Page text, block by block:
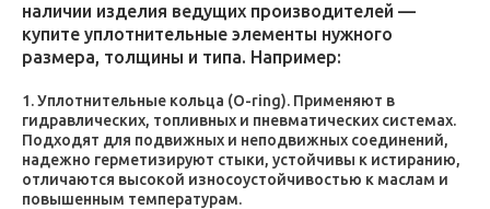
наличии изделия ведущих производителей —
купите уплотнительные элементы нужного
размера, толщины и типа. Например:
Уплотнительные кольца (O-ring). Применяют в
гидравлических, топливных и пневматических системах.
Подходят для подвижных и неподвижных соединений,
надежно герметизируют стыки, устойчивы к истиранию,
отличаются высокой износоустойчивостью к маслам и
повышенным температурам.